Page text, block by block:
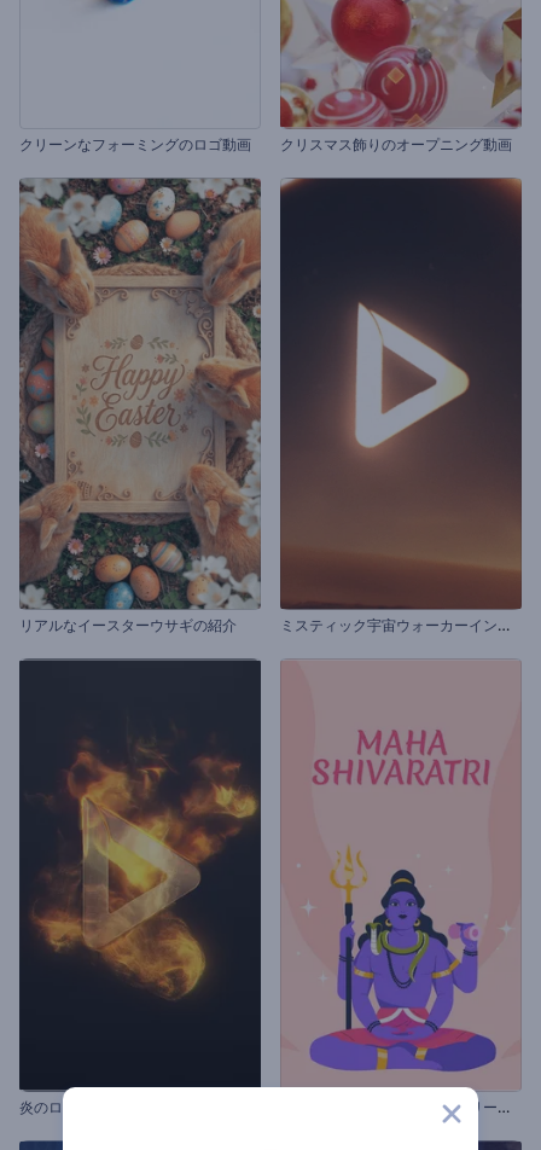
クリーンなフォーミングのロゴ動画 クリスマス飾りのオープニング動画
リアルなイースターウサギの紹介 ミ
スティック宇宙ウォーカーイントロ動画
炎のロゴ動画 マ
ハー・シヴラートリ用のグリーティング動画